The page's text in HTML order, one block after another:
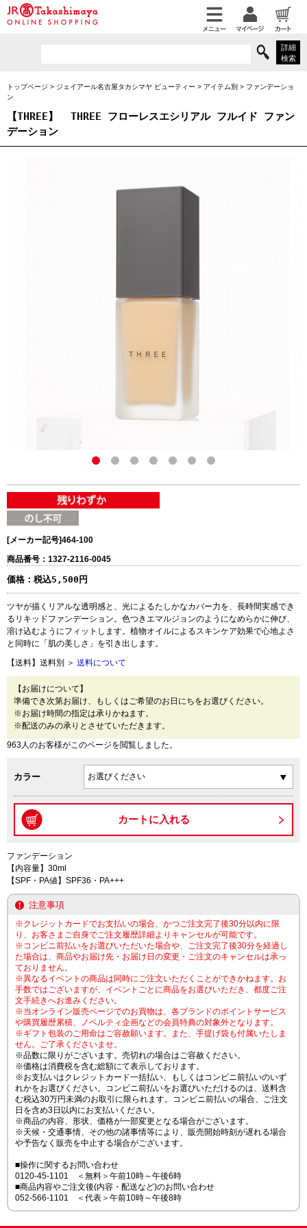
詳細
検索
トップページ > ジェイアール名古屋タカシマヤ ビューティー > アイテム別 > ファンデーショ
ン
【THREE】 THREE フローレスエシリアル フルイド ファン
デーション
[メーカー記号]464-100
商品番号：1327-2116-0045
価格： 税込5,500円
ツヤが描くリアルな透明感と、光によるたしかなカバー力を、長時間実感でき
るリキッドファンデーション。色つきエマルジョンのようになめらかに伸び、
溶け込むようにフィットします。植物オイルによるスキンケア効果で心地よさ
と同時に「肌の美しさ」を引き出します。
【送料】送料別 ＞ 送料について
【お届けについて】
準備でき次第お届け、もしくはご希望のお日にちをお選びください。
※お届け時間の指定は承りかねます。
※配送のみの承りとさせていただきます。
963人のお客様がこのページを閲覧しました。
カラー
ファンデーション
【内容量】30ml
【SPF・PA値】SPF36・PA+++
注意事項
※クレジットカードでお支払いの場合、かつご注文完了後30分以内に限
り、お客さまご自身でご注文履歴詳細よりキャンセルが可能です。
※コンビニ前払いをお選びいただいた場合や、ご注文完了後30分を経過し
た場合は、商品やお届け先・お届け日の変更・ご注文のキャンセルは承っ
ておりません。
※異なるイベントの商品は同時にご注文いただくことができかねます。お
手数ではございますが、イベントごとに商品をお選びいただき、都度ご注
文手続きへお進みください。
※当オンライン販売ページでのお買物は、各ブランドのポイントサービス
や購買履歴累積、ノベルティ企画などの会員特典の対象外となります。
※ギフト包装のご用命はご容赦願います。また、手提げ袋も付属いたしま
せん。ご了承くださいませ。
※品数に限りがございます。売切れの場合はご容赦ください。
※価格は消費税を含む総額にて表示しております。
※お支払いはクレジットカード一括払い、もしくはコンビニ前払いのいず
れかをお選びください。コンビニ前払いをお選びいただけるのは、送料含
む税込30万円未満のお取引に限られます。コンビニ前払いの場合、ご注文
日を含め3日以内にお支払いください。
※商品の内容、形状、価格が一部変更となる場合がございます。
※天候・交通事情、その他の諸事情等により、販売開始時刻が遅れる場合
や予告なく販売を中止する場合がございます。
■操作に関するお問い合わせ
0120-45-1101 ＜無料＞午前10時～午後6時
■商品内容やご注文後(内容・配送など)のお問い合わせ
052-566-1101 ＜代表＞午前10時～午後8時